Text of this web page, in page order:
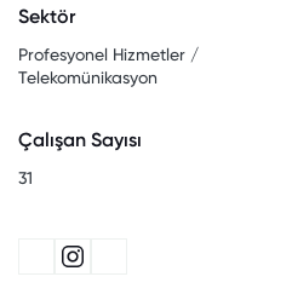
Sektör
Profesyonel Hizmetler /
Telekomünikasyon
Çalışan Sayısı
31